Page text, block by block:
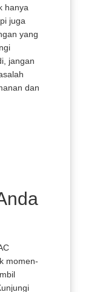
hanya
juga
yang
jangan
dan
momen-